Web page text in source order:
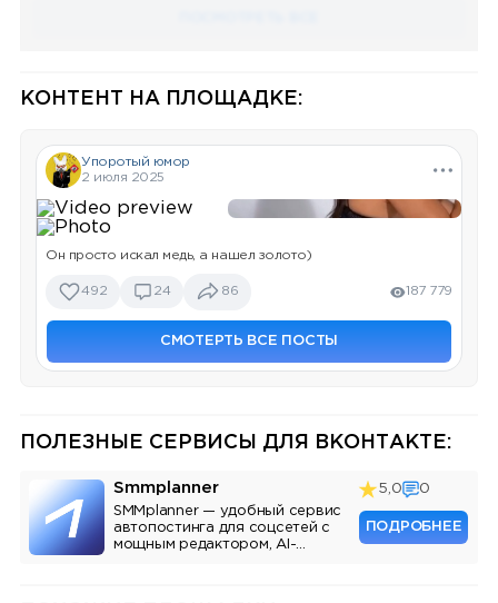
КОНТЕНТ НА ПЛОЩАДКЕ:
Упоротый юмор
2 июля 2025
Он просто искал медь, а нашел золото)
492 24 86 187 779
СМОТЕРТЬ ВСЕ ПОСТЫ
ПОЛЕЗНЫЕ СЕРВИСЫ ДЛЯ ВКОНТАКТЕ:
Smmplanner
SMMplanner — удобный сервис
автопостинга для соцсетей с
мощным редактором, AI-
5,0 0
ПОДРОБНЕЕ